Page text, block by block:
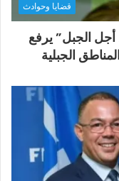
قضايا وحوادث
من أجل الجبل” يرفع
الجبلية